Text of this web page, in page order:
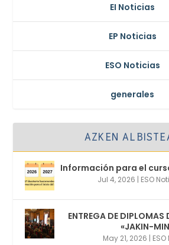
EI Noticias
EP Noticias
ESO Noticias
generales
AZKEN
Información para el
Jul 4, 2026 | ESO
ENTREGA DE DIPLOMAS
«JAKIN-
May 21, 2026 |